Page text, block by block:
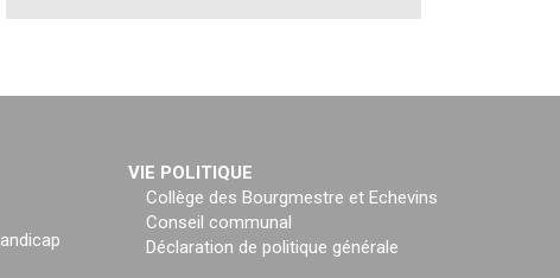
VIE POLITIQUE
Collège des Bourgmestre et Echevins
Conseil communal
Déclaration de politique générale